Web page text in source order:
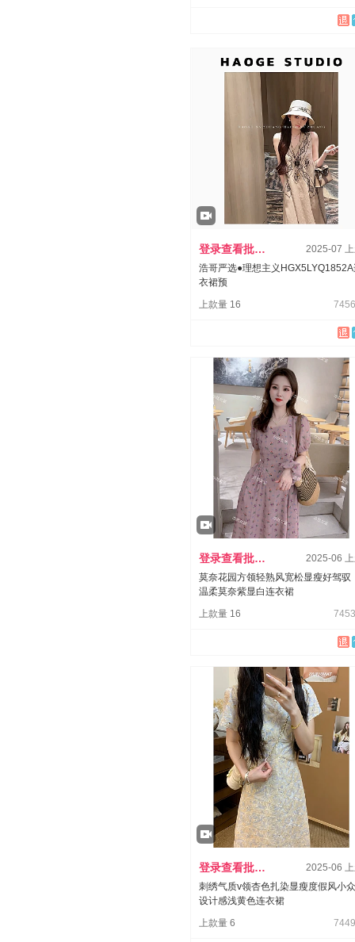
登录查看批发价
2025-07
浩哥严选●理想主义
衣裙预
上款量 16
登录查看批发价
2025-06
莫奈花园方领轻熟风宽松显瘦好驾驭
温柔莫奈紫显白连衣裙
上款量 16
登录查看批发价
2025-06
刺绣气质v领杏色扎染显瘦度假风小众
设计感浅黄色连衣裙
上款量 6